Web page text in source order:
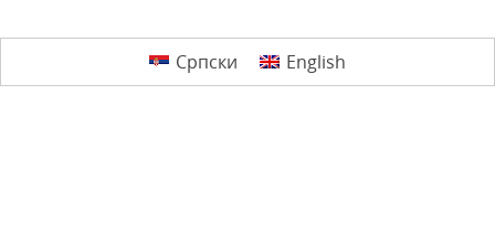
Српски English